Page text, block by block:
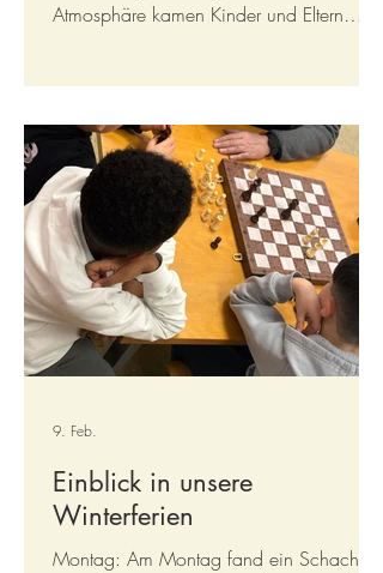
Atmosphäre kamen Kinder und Eltern
kommenden Frühling und zur Osterzeit
wurden fröhliche, bunte Bastelarbeiten
gestaltet. Mit viel Freude und Fantasie
entstanden kleine Kunstwerke, die die
Vorfreude auf die neue Jahreszeit wecken.
Und unsere frisch gebackenen Waffeln
durften natürlich auch diesmal nicht
Einblick in unsere
Winterferien
Montag: Am Montag fand ein Schach-
9. Feb.